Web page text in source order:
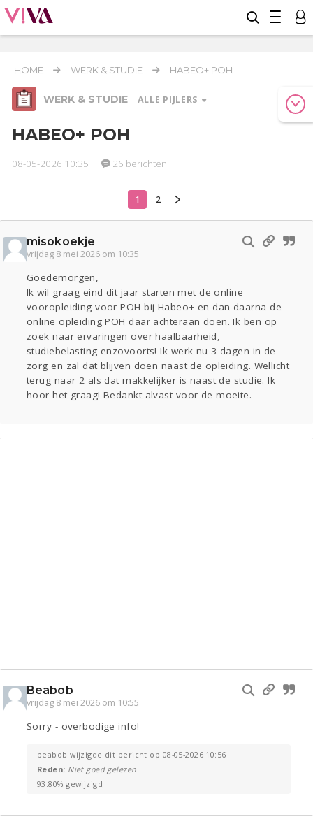
HOME WERK & STUDIE HABEO+ POH
WERK & STUDIE ALLE PIJLERS
Relaties
Werk & Studie
Seks Gezondheid
Coronavirus
Overig
Actueel Oekraïne
Zwanger
Psyche Thuis
Sport
Contact Viva zoekt
Aangeboden
Gevraagd
Horen Doen
Zien
Lezen
HABEO+ POH
08-05-2026 10:35 26 berichten
1 2
misokoekje
vrijdag 8 mei 2026 om 10:35
Goedemorgen,
Ik wil graag eind dit jaar starten met de online
vooropleiding voor POH bij Habeo+ en dan daarna de
online opleiding POH daar achteraan doen. Ik ben op
zoek naar ervaringen over haalbaarheid,
studiebelasting enzovoorts! Ik werk nu 3 dagen in de
zorg en zal dat blijven doen naast de opleiding. Wellicht
terug naar 2 als dat makkelijker is naast de studie. Ik
hoor het graag! Bedankt alvast voor de moeite.
Beabob
vrijdag 8 mei 2026 om 10:55
Sorry - overbodige info!
beabob wijzigde dit bericht op 08-05-2026 10:56
Reden: Niet goed gelezen
93.80% gewijzigd